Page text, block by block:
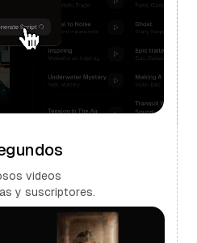
videos
y suscriptores.